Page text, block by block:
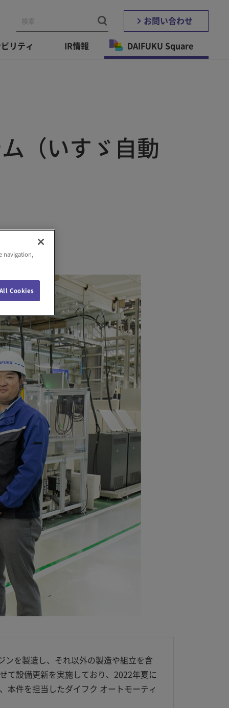
お問い合わせ
リティ IR情報 DAIFUKU Square
（いすゞ自動
を製造し、それ以外の製造や組立を含
て設備更新を実施しており、2022年夏に
本件を担当したダイフク オートモーティ
navigation,
Cookies